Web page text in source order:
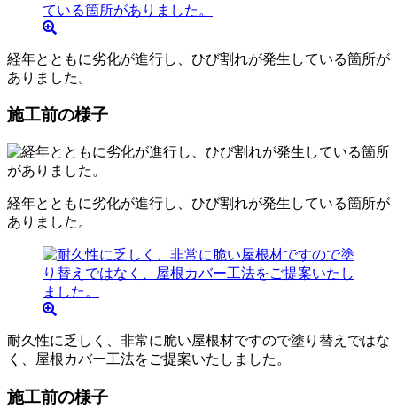
経年とともに劣化が進行し、ひび割れが発生している箇所が
ありました。
施工前の様子
経年とともに劣化が進行し、ひび割れが発生している箇所が
ありました。
耐久性に乏しく、非常に脆い屋根材ですので塗り替えではな
く、屋根カバー工法をご提案いたしました。
施工前の様子